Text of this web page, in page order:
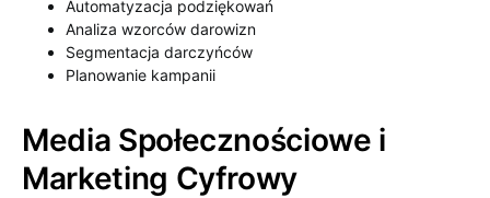
Automatyzacja podziękowań
Analiza wzorców darowizn
Segmentacja darczyńców
Planowanie kampanii
Media Społecznościowe i
Marketing Cyfrowy